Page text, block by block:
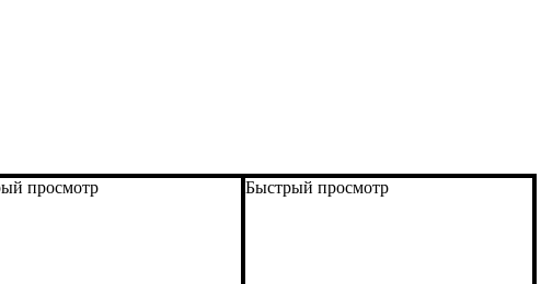
просмотр Быстрый просмотр